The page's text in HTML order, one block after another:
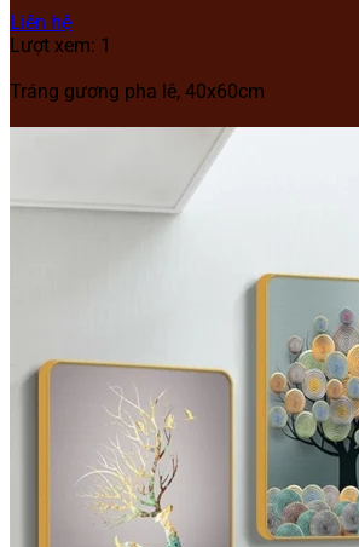
Liên hệ
Lượt xem: 1
Tráng gương pha lê, 40x60cm